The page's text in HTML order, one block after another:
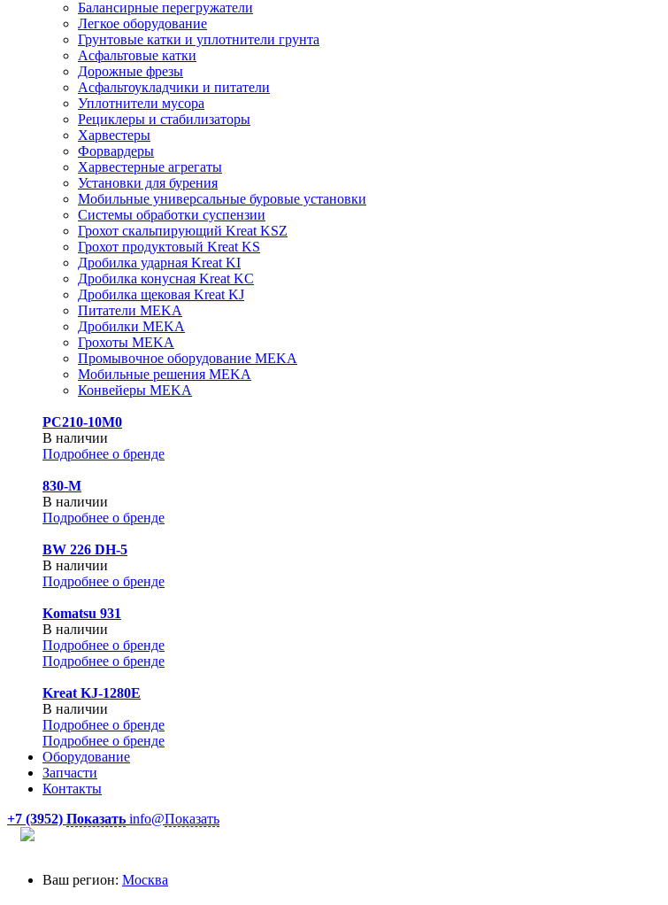
Балансирные перегружатели
Легкое оборудование
Грунтовые катки и уплотнители грунта
Асфальтовые катки
Дорожные фрезы
Асфальтоукладчики и питатели
Уплотнители мусора
Рециклеры и стабилизаторы
Харвестеры
Форвардеры
Харвестерные агрегаты
Установки для бурения
Мобильные универсальные буровые установки
Системы обработки суспензии
Грохот скальпирующий Kreat KSZ
Грохот продуктовый Kreat KS
Дробилка ударная Kreat KI
Дробилка конусная Kreat KC
Дробилка щековая Kreat KJ
Питатели MEKA
Дробилки MEKA
Грохоты MEKA
Промывочное оборудование MEKA
Мобильные решения MEKA
Конвейеры MEKA
PC210-10M0
В наличии
Подробнее о бренде
830-М
В наличии
Подробнее о бренде
BW 226 DH-5
В наличии
Подробнее о бренде
Komatsu 931
В наличии
Подробнее о бренде
Подробнее о бренде
Kreat KJ-1280E
В наличии
Подробнее о бренде
Подробнее о бренде
Оборудование
Запчасти
Контакты
+7 (3952) Показать info@Показать
Ваш регион: Москва